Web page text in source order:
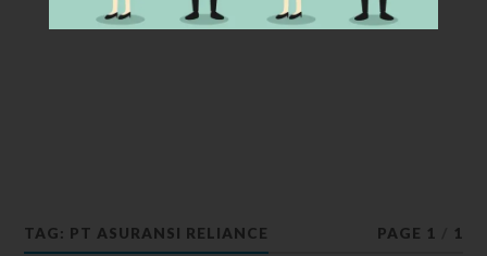
TAG: PT ASURANSI RELIANCE PAGE 1 1